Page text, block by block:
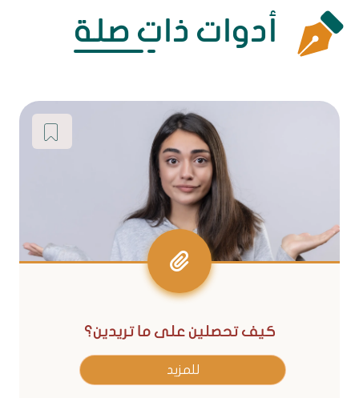
أدوات ذات صلة
كيف تحصلين على ما تريدين؟
للمزيد